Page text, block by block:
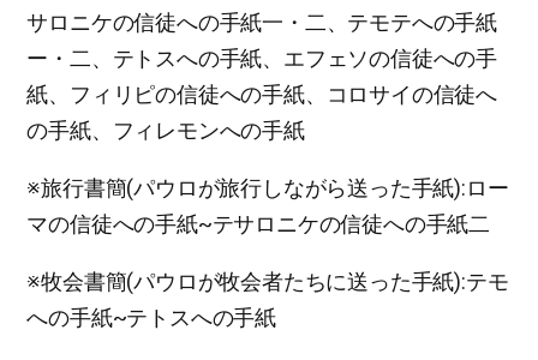
サロニケの信徒への手紙一・二、テモテへの手紙
ー・二、テトスへの手紙、エフェソの信徒への手
紙、フィリピの信徒への手紙、コロサイの信徒へ
の手紙、フィレモンへの手紙
※旅行書簡(パウロが旅行しながら送った手紙):ロー
マの信徒への手紙~テサロニケの信徒への手紙二
※牧会書簡(パウロが牧会者たちに送った手紙):テモ
への手紙~テトスへの手紙